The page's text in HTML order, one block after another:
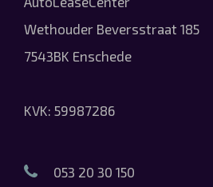
Wethouder Beversstraat 185
7543BK Enschede
KVK: 59987286
053 20 30 150